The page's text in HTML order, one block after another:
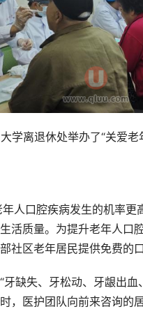
学离退休处举办了“关爱
人口腔疾病发生的机率
活质量。为提升老年人口
社区老年居民提供免费的
缺失、牙松动、牙龈出
，医护团队向前来咨询的